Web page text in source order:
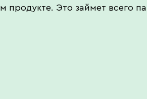
Это займет всего